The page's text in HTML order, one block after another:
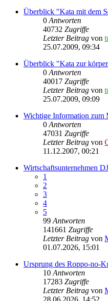
Überblick "Kata mit dem
0Antworten
40732 Zugriffe
Letzter Beitrag von
25.07.2009, 09:34
Überblick "Kata zur
0Antworten
40017 Zugriffe
Letzter Beitrag von
25.07.2009, 09:09
Wichtige Information zum
0Antworten
47031 Zugriffe
Letzter Beitrag von
11.12.2007, 00:21
Wirtschaftsunternehmen
1
2
3
4
5
99Antworten
141661 Zugriffe
Letzter Beitrag von
01.07.2026, 15:01
Ursprung des Roppo-no-
10Antworten
17283 Zugriffe
Letzter Beitrag von